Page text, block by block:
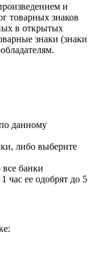
и
товарных знаков
в открытых
знаки (знаки
данному
либо выберите
банки
час ее одобрят до 5